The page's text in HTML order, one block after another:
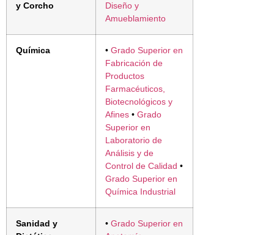
y Corcho
Diseño y
Amueblamiento
Química • Grado Superior en
Fabricación de
Productos
Farmacéuticos,
Biotecnológicos y
Afines • Grado
Superior en
Laboratorio de
Análisis y de
Control de Calidad •
Grado Superior en
Química Industrial
Sanidad y
• Grado Superior en